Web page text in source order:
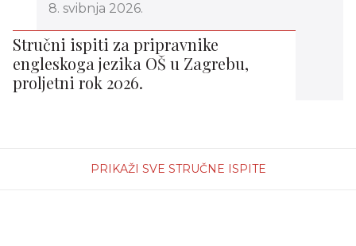
8. svibnja 2026.
Stručni ispiti za pripravnike
engleskoga jezika OŠ u Zagrebu,
proljetni rok 2026.
PRIKAŽI SVE STRUČNE ISPITE